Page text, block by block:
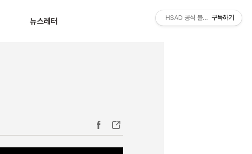
뉴스레터 HSAD 공식 블로그 HSADzine
구독하기